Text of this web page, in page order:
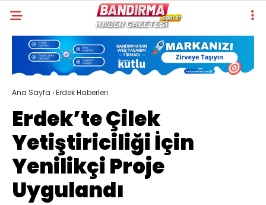
Ana Sayfa ›Erdek Haberleri
Erdek’te Çilek
Yetiştiriciliği İçin
Yenilikçi Proje
Uygulandı